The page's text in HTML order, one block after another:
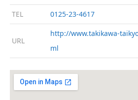
TEL 0125-23-4617
URL
http://www.takikawa-
ml